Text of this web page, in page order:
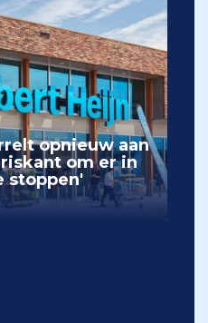
opnieuw aan
om er in
stoppen'